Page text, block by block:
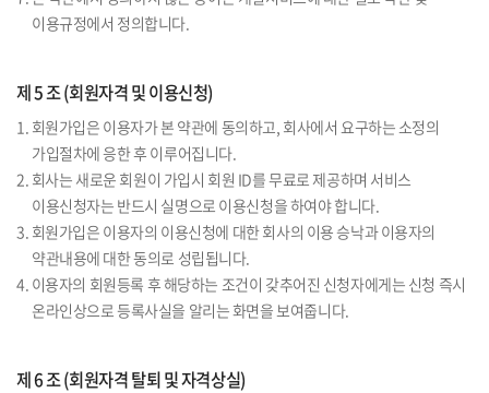
이용규정에서 정의합니다.
제 5 조 (회원자격 및 이용신청)
1. 회원가입은 이용자가 본 약관에 동의하고, 회사에서 요구하는 소정의
가입절차에 응한 후 이루어집니다.
2. 회사는 새로운 회원이 가입시 회원 ID를 무료로 제공하며 서비스
이용신청자는 반드시 실명으로 이용신청을 하여야 합니다.
3. 회원가입은 이용자의 이용신청에 대한 회사의 이용 승낙과 이용자의
약관내용에 대한 동의로 성립됩니다.
4. 이용자의 회원등록 후 해당하는 조건이 갖추어진 신청자에게는 신청 즉시
온라인상으로 등록사실을 알리는 화면을 보여줍니다.
제 6 조 (회원자격 탈퇴 및 자격상실)